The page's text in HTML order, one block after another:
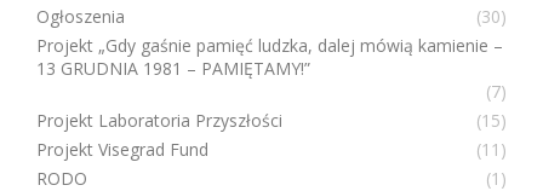
Ogłoszenia
(30)
Projekt „Gdy gaśnie pamięć ludzka, dalej mówią kamienie –
13 GRUDNIA 1981 – PAMIĘTAMY!”
(7)
Projekt Laboratoria Przyszłości
(15)
Projekt Visegrad Fund
(11)
RODO
(1)